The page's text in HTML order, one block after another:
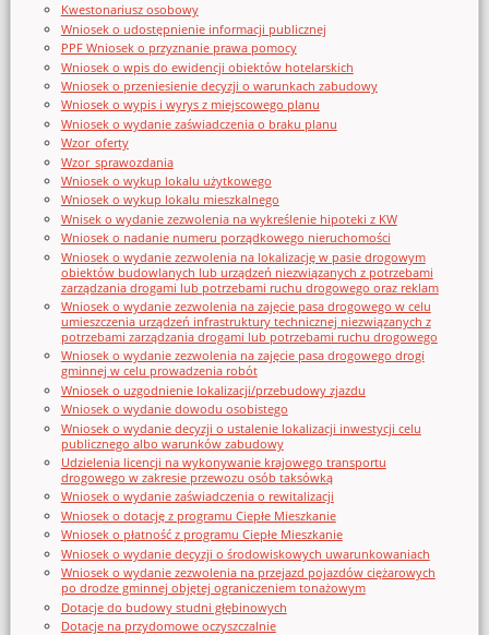
Kwestonariusz osobowy
Wniosek o udostępnienie informacji publicznej
PPF Wniosek o przyznanie prawa pomocy
Wniosek o wpis do ewidencji obiektów hotelarskich
Wniosek o przeniesienie decyzji o warunkach zabudowy
Wniosek o wypis i wyrys z miejscowego planu
Wniosek o wydanie zaświadczenia o braku planu
Wzor_oferty
Wzor_sprawozdania
Wniosek o wykup lokalu użytkowego
Wniosek o wykup lokalu mieszkalnego
Wnisek o wydanie zezwolenia na wykreślenie hipoteki z KW
Wniosek o nadanie numeru porządkowego nieruchomości
Wniosek o wydanie zezwolenia na lokalizację w pasie drogowym
obiektów budowlanych lub urządzeń niezwiązanych z potrzebami
zarządzania drogami lub potrzebami ruchu drogowego oraz reklam
Wniosek o wydanie zezwolenia na zajęcie pasa drogowego w celu
umieszczenia urządzeń infrastruktury technicznej niezwiązanych z
potrzebami zarządzania drogami lub potrzebami ruchu drogowego
Wniosek o wydanie zezwolenia na zajęcie pasa drogowego drogi
gminnej w celu prowadzenia robót
Wniosek o uzgodnienie lokalizacji/przebudowy zjazdu
Wniosek o wydanie dowodu osobistego
Wniosek o wydanie decyzji o ustalenie lokalizacji inwestycji celu
publicznego albo warunków zabudowy
Udzielenia licencji na wykonywanie krajowego transportu
drogowego w zakresie przewozu osób taksówką
Wniosek o wydanie zaświadczenia o rewitalizacji
Wniosek o dotację z programu Ciepłe Mieszkanie
Wniosek o płatność z programu Ciepłe Mieszkanie
Wniosek o wydanie decyzji o środowiskowych uwarunkowaniach
Wniosek o wydanie zezwolenia na przejazd pojazdów ciężarowych
po drodze gminnej objętej ograniczeniem tonażowym
Dotacje do budowy studni głębinowych
Dotacje na przydomowe oczyszczalnie